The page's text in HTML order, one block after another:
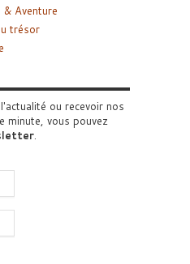
Aventure
trésor
ou recevoir nos
minute, vous pouvez
.